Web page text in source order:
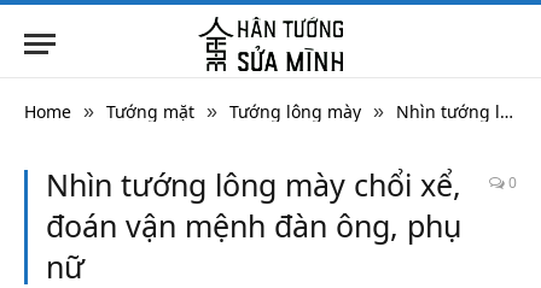
Home » Tướng mặt » Tướng lông mày » Nhìn tướng lông mày chổi xể, đoán vận mệnh đàn ông, phụ nữ
Nhìn tướng lông mày chổi xể,
đoán vận mệnh đàn ông, phụ
nữ
0